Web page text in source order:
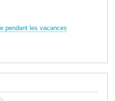
pendant les vacances